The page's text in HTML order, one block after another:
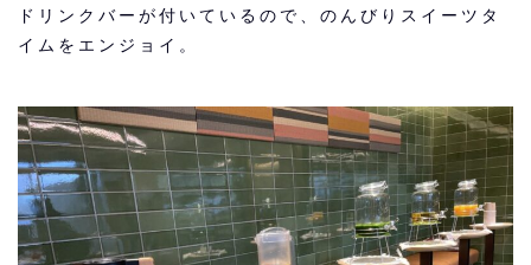
ドリンクバーが付いているので、のんびりスイーツタ
イムをエンジョイ。